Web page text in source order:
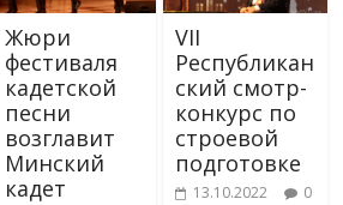
Жюри
фестиваля
кадетской
песни
возглавит
Минский
кадет
VII
Республикан
ский смотр-
конкурс по
строевой
подготовке
13.10.2022 0